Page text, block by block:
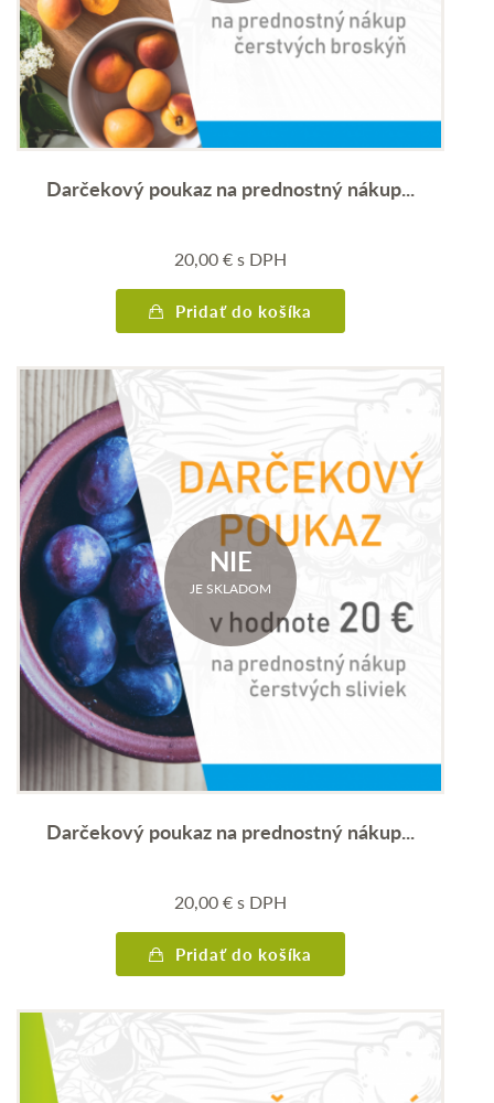
Darčekový poukaz na prednostný nákup...
20,00€s DPH
Pridať do košíka
NIE
JE SKLADOM
Darčekový poukaz na prednostný nákup...
20,00€s DPH
Pridať do košíka